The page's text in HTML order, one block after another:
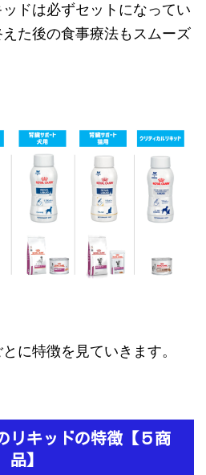
ドは必ずセットになってい
た後の食事療法もスムーズ
に特徴を見ていきます。
リキッドの特徴【５商
品】